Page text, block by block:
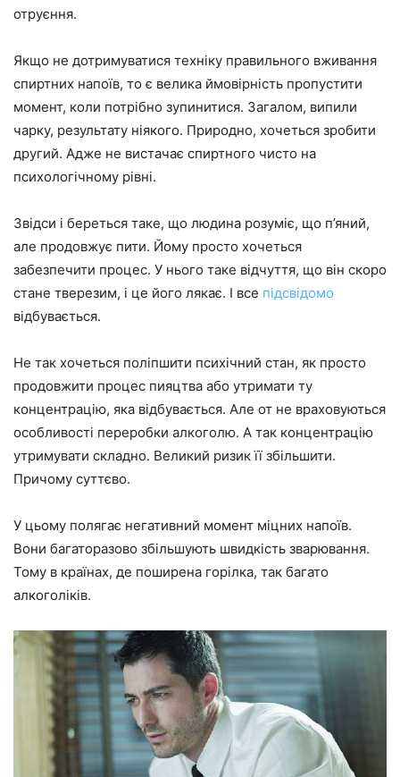
отруєння.
Якщо не дотримуватися техніку правильного вживання
спиртних напоїв, то є велика ймовірність пропустити
момент, коли потрібно зупинитися. Загалом, випили
чарку, результату ніякого. Природно, хочеться зробити
другий. Адже не вистачає спиртного чисто на
психологічному рівні.
Звідси і береться таке, що людина розуміє, що п’яний,
але продовжує пити. Йому просто хочеться
забезпечити процес. У нього таке відчуття, що він скоро
стане тверезим, і це його лякає. І все підсвідомо
відбувається.
Не так хочеться поліпшити психічний стан, як просто
продовжити процес пияцтва або утримати ту
концентрацію, яка відбувається. Але от не враховуються
особливості переробки алкоголю. А так концентрацію
утримувати складно. Великий ризик її збільшити.
Причому суттєво.
У цьому полягає негативний момент міцних напоїв.
Вони багаторазово збільшують швидкість зварювання.
Тому в країнах, де поширена горілка, так багато
алкоголіків.